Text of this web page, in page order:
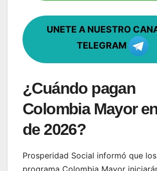
UNETE A NUESTRO
TELEGRAM
¿Cuándo pagan
Colombia Mayor
de 2026?
Prosperidad Social informó que